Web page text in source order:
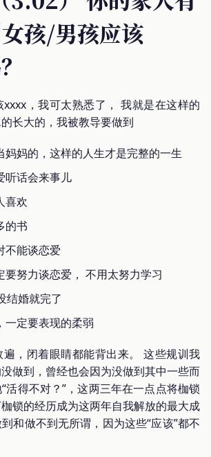
孩/男孩应该
，我可太熟悉了， 我就是在这样的
长大的，我被教导要做到
妈妈的，这样的人生才是完整的一生
听话会来事儿
喜欢
的书
不能谈恋爱
要努力谈恋爱， 不用太努力学习
结婚就完了
一定要表现的柔弱
，闭着眼睛都能背出来。 这些规训我
做到，曾经也会因为没做到其中一些而
活得不对？”，这两三年在一点点将枷锁
锁的经历成为这两年自我解放的最大成
和做不到无所谓，因为这些“应该”都不